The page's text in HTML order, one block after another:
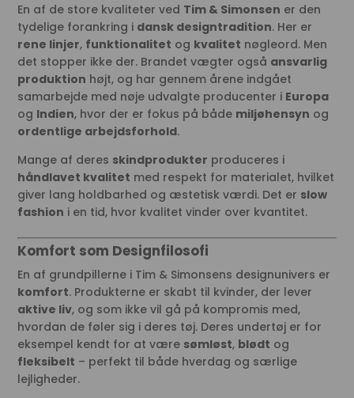
En af de store kvaliteter ved Tim & Simonsen er den
tydelige forankring i dansk designtradition. Her er
rene linjer, funktionalitet og kvalitet nøgleord. Men
det stopper ikke der. Brandet vægter også ansvarlig
produktion højt, og har gennem årene indgået
samarbejde med nøje udvalgte producenter i Europa
og Indien, hvor der er fokus på både miljøhensyn og
ordentlige arbejdsforhold.
Mange af deres skindprodukter produceres i
håndlavet kvalitet med respekt for materialet, hvilket
giver lang holdbarhed og æstetisk værdi. Det er slow
fashion i en tid, hvor kvalitet vinder over kvantitet.
Komfort som Designfilosofi
En af grundpillerne i Tim & Simonsens designunivers er
komfort. Produkterne er skabt til kvinder, der lever
aktive liv, og som ikke vil gå på kompromis med,
hvordan de føler sig i deres tøj. Deres undertøj er for
eksempel kendt for at være sømløst, blødt og
fleksibelt – perfekt til både hverdag og særlige
lejligheder.